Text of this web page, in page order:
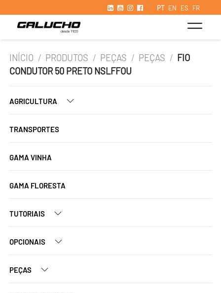
PT EN ES FR
INÍCIO / PRODUTOS / PEÇAS / PEÇAS / FIO
CONDUTOR 50 PRETO NSLFFOU
AGRICULTURA
TRANSPORTES
GAMA VINHA
GAMA FLORESTA
TUTORIAIS
OPCIONAIS
PEÇAS